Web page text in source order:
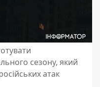
сезону, який
атак